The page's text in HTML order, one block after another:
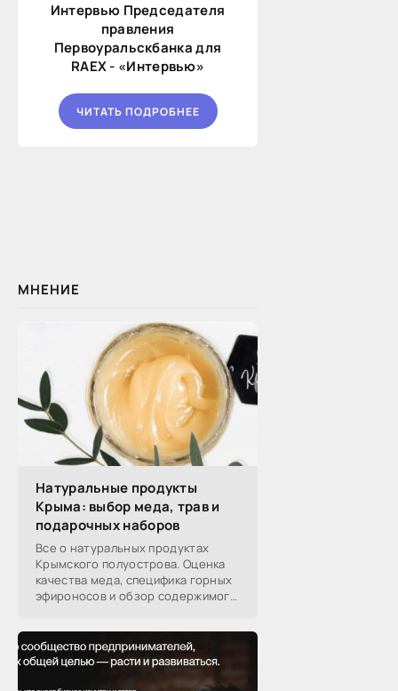
Интервью Председателя
правления
Первоуральскбанка для
RAEX - «Интервью»
ЧИТАТЬ ПОДРОБНЕЕ
МНЕНИЕ
Натуральные продукты
Крыма: выбор меда, трав и
подарочных наборов
Все о натуральных продуктах
Крымского полуострова. Оценка
качества меда, специфика горных
эфироносов и обзор содержимого
производителей.